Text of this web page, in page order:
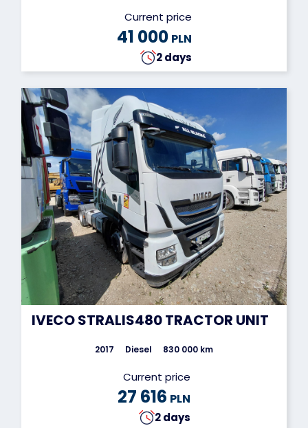
Current price
41 000 PLN
2 days
IVECO STRALIS480 TRACTOR UNIT
2017 Diesel 830 000 km
Current price
27 616 PLN
2 days